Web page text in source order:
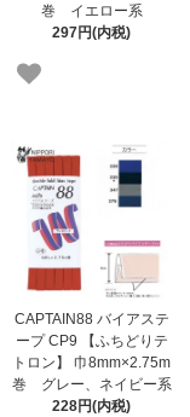
巻 イエロー系
297円(内税)
CAPTAIN88 バイアステ
ープ CP9 【ふちどりテ
トロン】 巾8mm×2.75m
巻 グレー、ネイビー系
228円(内税)